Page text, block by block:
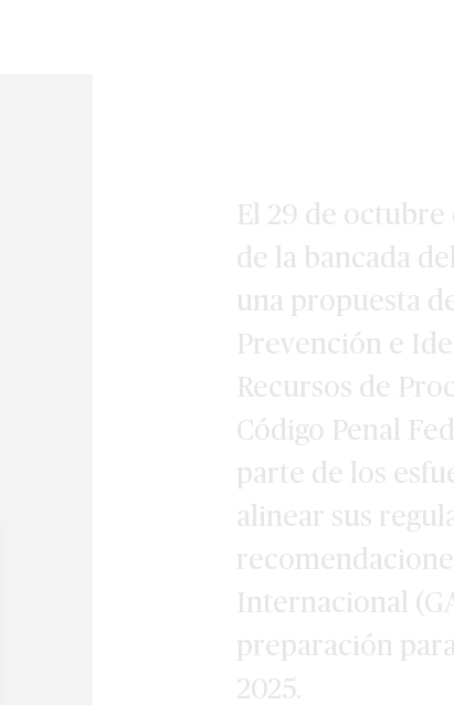
El 29 de
de la bancada
una propuesta
Prevención e
Recursos de
Código Penal
parte de los
alinear sus
Internacional
preparación
2025.